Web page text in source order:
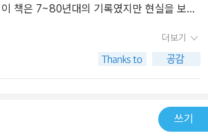
수 있다. 페미니즘 운동과 그 성과가 밸래시
페미니즘의 파워를 증명한다. 그리고 그 힘이
게 문화에 스며든다. - 10, 해제1973년 낙태
서는 지속적으로 낙태 반대 작전이 펼쳐졌
신들의 경제적, 사회적인 지위가 위기에 봉
었다. 팔루디는 “호전적인 낙태 반대 운동의
페미니스트에 대해 다시 한 번 생각해보려
사라지는 날을 꿈꾼다.(1300페이지에 달하는
보기는 처음이다. 이북보다 종이책이 더 잘
한 달 걸려 완독하게 된 책이라 의미있다고 생
책은 7~80년대의 기록였지만 현실을 보는
더보기
쓰기